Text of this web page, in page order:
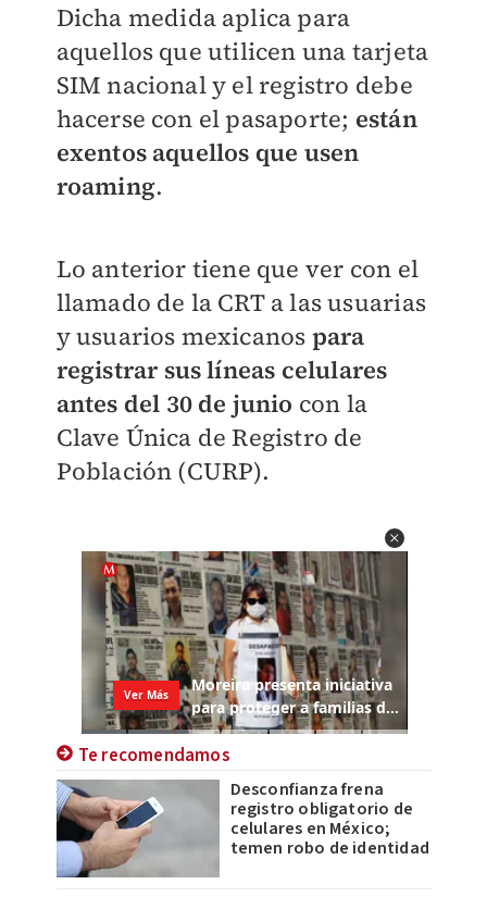
Dicha medida aplica para
aquellos que utilicen una tarjeta
SIM nacional y el registro debe
hacerse con el pasaporte; están
exentos aquellos que usen
roaming.
Lo anterior tiene que ver con el
llamado de la CRT a las usuarias
y usuarios mexicanos para
registrar sus líneas celulares
antes del 30 de junio con la
Clave Única de Registro de
Población (CURP).
Te recomendamos
Desconfianza frena
registro obligatorio de
celulares en México;
temen robo de identidad